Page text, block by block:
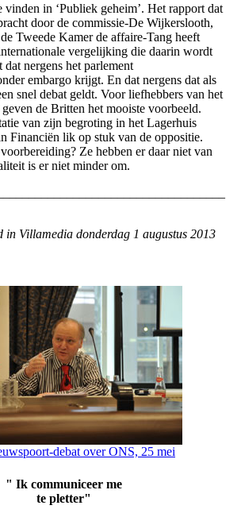
in ‘Publiek geheim’. Het rapport dat
door de commissie-De Wijkerslooth,
Tweede Kamer de affaire-Tang heeft
vergelijking die daarin wordt
dat nergens het parlement
embargo krijgt. En dat nergens dat als
snel debat geldt. Voor liefhebbers van het
de Britten het mooiste voorbeeld.
van zijn begroting in het Lagerhuis
Financiën lik op stuk van de oppositie.
Ze hebben er daar niet van
is er niet minder om.
in Villamedia donderdag 1 augustus 2013
debat over ONS, 25 mei
" Ik communiceer me
te pletter"